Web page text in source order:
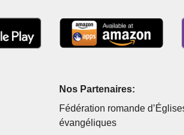
Nos Partenaires:
Fédération romande
évangéliques